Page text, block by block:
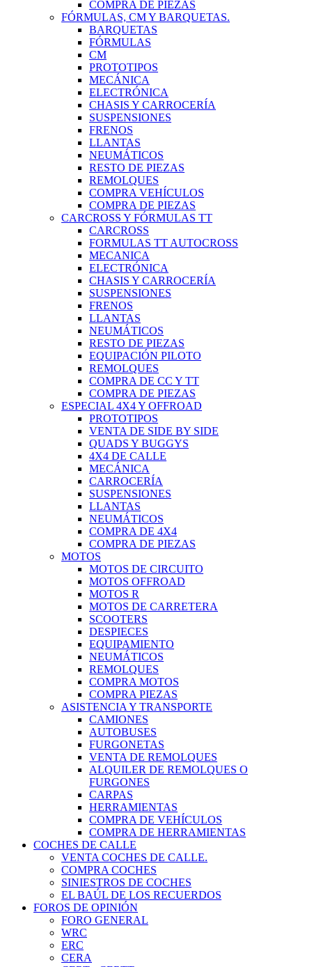
COMPRA DE PIEZAS
FÓRMULAS, CM Y BARQUETAS.
BARQUETAS
FÓRMULAS
CM
PROTOTIPOS
MECÁNICA
ELECTRÓNICA
CHASIS Y CARROCERÍA
SUSPENSIONES
FRENOS
LLANTAS
NEUMÁTICOS
RESTO DE PIEZAS
REMOLQUES
COMPRA VEHÍCULOS
COMPRA DE PIEZAS
CARCROSS Y FÓRMULAS TT
CARCROSS
FORMULAS TT AUTOCROSS
MECANICA
ELECTRÓNICA
CHASIS Y CARROCERÍA
SUSPENSIONES
FRENOS
LLANTAS
NEUMÁTICOS
RESTO DE PIEZAS
EQUIPACIÓN PILOTO
REMOLQUES
COMPRA DE CC Y TT
COMPRA DE PIEZAS
ESPECIAL 4X4 Y OFFROAD
PROTOTIPOS
VENTA DE SIDE BY SIDE
QUADS Y BUGGYS
4X4 DE CALLE
MECÁNICA
CARROCERÍA
SUSPENSIONES
LLANTAS
NEUMÁTICOS
COMPRA DE 4X4
COMPRA DE PIEZAS
MOTOS
MOTOS DE CIRCUITO
MOTOS OFFROAD
MOTOS R
MOTOS DE CARRETERA
SCOOTERS
DESPIECES
EQUIPAMIENTO
NEUMÁTICOS
REMOLQUES
COMPRA MOTOS
COMPRA PIEZAS
ASISTENCIA Y TRANSPORTE
CAMIONES
AUTOBUSES
FURGONETAS
VENTA DE REMOLQUES
ALQUILER DE REMOLQUES O
FURGONES
CARPAS
HERRAMIENTAS
COMPRA DE VEHÍCULOS
COMPRA DE HERRAMIENTAS
COCHES DE CALLE
VENTA COCHES DE CALLE.
COMPRA COCHES
SINIESTROS DE COCHES
EL BAÚL DE LOS RECUERDOS
FOROS DE OPINIÓN
FORO GENERAL
WRC
ERC
CERA